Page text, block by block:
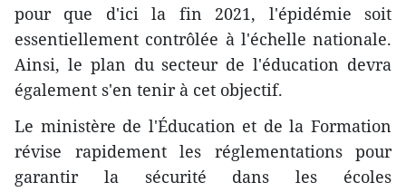
pour que d'ici la fin 2021, l'épidémie soit
essentiellement contrôlée à l'échelle nationale.
Ainsi, le plan du secteur de l'éducation devra
également s'en tenir à cet objectif.
Le ministère de l'Éducation et de la Formation
révise rapidement les réglementations pour
garantir la sécurité dans les écoles